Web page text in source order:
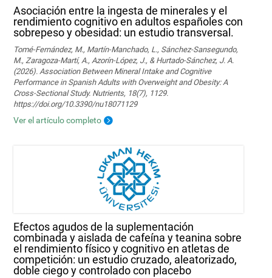
Asociación entre la ingesta de minerales y el
rendimiento cognitivo en adultos españoles con
sobrepeso y obesidad: un estudio transversal.
Tomé-Fernández, M., Martín-Manchado, L., Sánchez-Sansegundo,
M., Zaragoza-Martí, A., Azorín-López, J., & Hurtado-Sánchez, J. A.
(2026). Association Between Mineral Intake and Cognitive
Performance in Spanish Adults with Overweight and Obesity: A
Cross-Sectional Study. Nutrients, 18(7), 1129.
https://doi.org/10.3390/nu18071129
Ver el artículo completo
Efectos agudos de la suplementación
combinada y aislada de cafeína y teanina sobre
el rendimiento físico y cognitivo en atletas de
competición: un estudio cruzado, aleatorizado,
doble ciego y controlado con placebo